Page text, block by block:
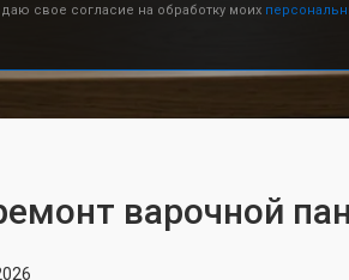
свое согласие на обработку моих
варочной